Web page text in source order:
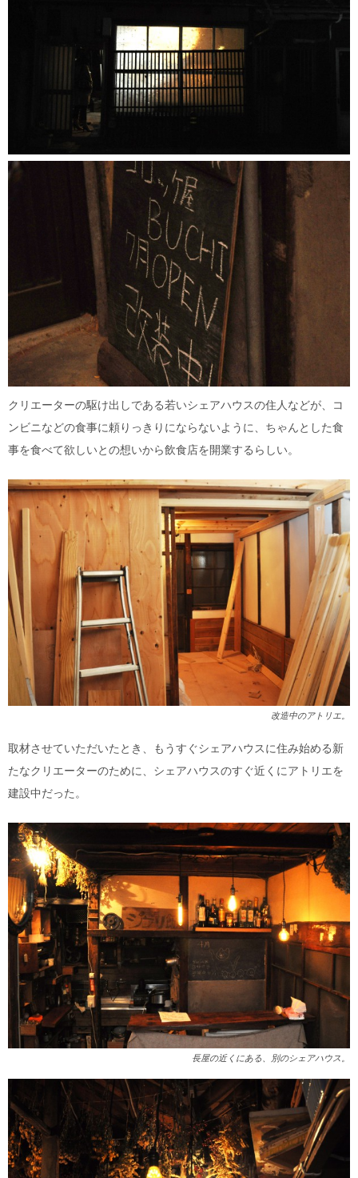
クリエーターの駆け出しである若いシェアハウスの住人などが、コ
ンビニなどの食事に頼りっきりにならないように、ちゃんとした食
事を食べて欲しいとの想いから飲食店を開業するらしい。
改造中のアトリエ。
取材させていただいたとき、もうすぐシェアハウスに住み始める新
たなクリエーターのために、シェアハウスのすぐ近くにアトリエを
建設中だった。
長屋の近くにある、別のシェアハウス。